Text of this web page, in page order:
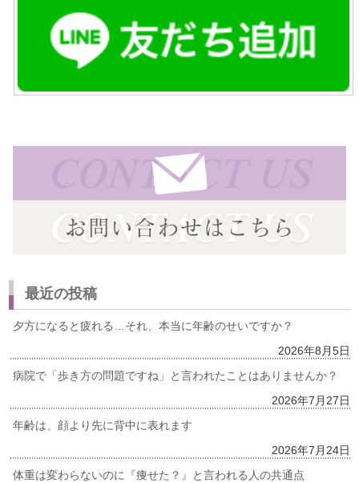
最近の投稿
夕方になると疲れる…それ、本当に年齢のせいですか？
2026年8月5日
病院で「歩き方の問題ですね」と言われたことはありませんか？
2026年7月27日
年齢は、顔より先に背中に表れます
2026年7月24日
体重は変わらないのに『痩せた？』と言われる人の共通点